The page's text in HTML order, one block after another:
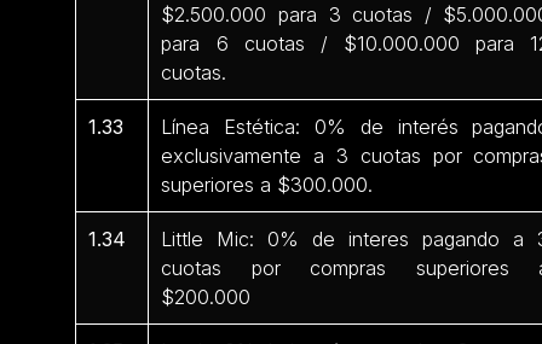
$2.500.000 para 3 cuotas /
para 6 cuotas / $10.000.000 para
cuotas.
1.33
Línea Estética: 0% de interés
exclusivamente a 3 cuotas por
superiores a $300.000.
1.34
Little Mic: 0% de interes pagando a
cuotas por compras superiores
$200.000